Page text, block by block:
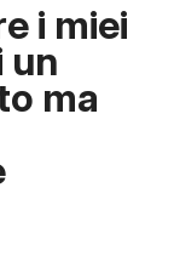
i miei
un
ma